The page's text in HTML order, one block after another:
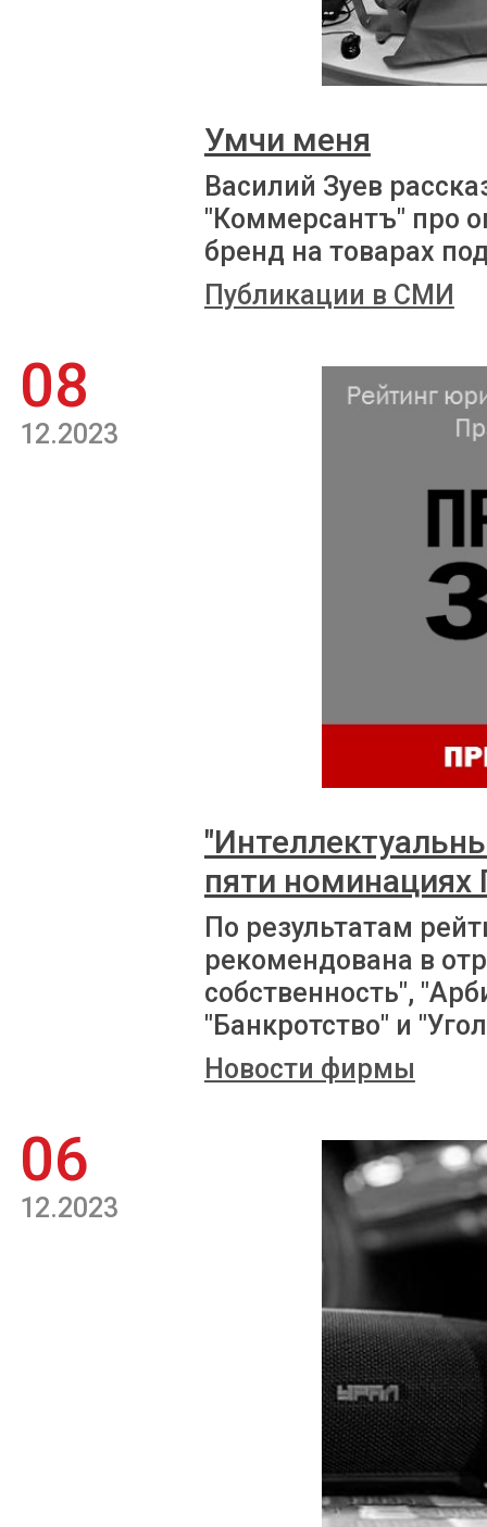
Умчи меня
Василий Зуев
"Коммерсантъ" про
бренд на товарах
Публикации в СМИ
08
12.2023
пяти номинациях
По результатам
рекомендована в
собственность",
"Банкротство" и
Новости фирмы
06
12.2023